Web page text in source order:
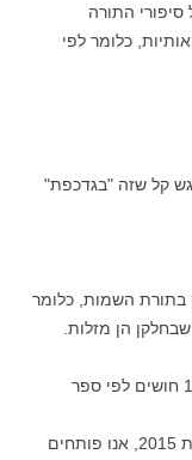
התורה
כלומר לפי
קל שזה "בגדכפת"
בתורת השמות, כלומר
הן מזלות.
מסתבר שלכל מזל יש גם חוש מסוים, מתוך 12 חושים לפי ספר
אז לכבוד ראש חודש חשוון שחל ב-14.10 בשנת 2015, אנו פותחים